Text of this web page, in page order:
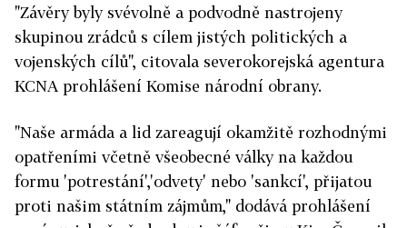
"Závěry byly svévolně a podvodně nastrojeny
skupinou zrádců s cílem jistých politických a
vojenských cílů", citovala severokorejská agentura
KCNA prohlášení Komise národní obrany.
"Naše armáda a lid zareagují okamžitě rozhodnými
opatřeními včetně všeobecné války na každou
formu 'potrestání','odvety' nebo 'sankcí', přijatou
proti našim státním zájmům," dodává prohlášení